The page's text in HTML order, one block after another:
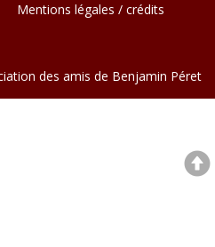
Mentions légales / crédits
des amis de Benjamin Péret